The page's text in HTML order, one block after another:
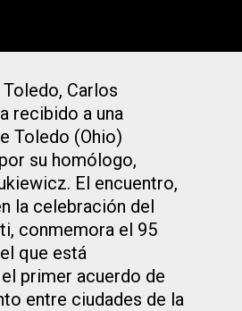
Carlos
recibido a una
Toledo (Ohio)
su homólogo,
El encuentro,
la celebración del
conmemora el 95
que está
primer acuerdo de
entre ciudades de la